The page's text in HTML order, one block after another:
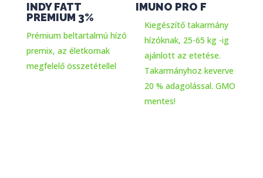
INDY FATT
PREMIUM 3%
Prémium beltartalmú hízó
premix, az életkornak
megfelelő összetétellel
IMUNO PRO F
Kiegészítő takarmány
hízóknak, 25-65 kg -ig
ajánlott az etetése.
Takarmányhoz keverve
20 % adagolással. GMO
mentes!